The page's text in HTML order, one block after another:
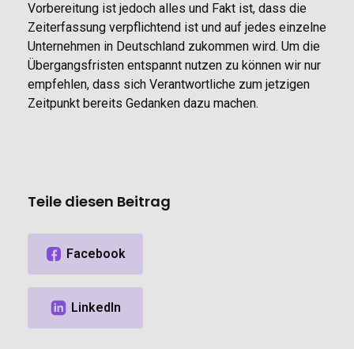
Vorbereitung ist jedoch alles und Fakt ist, dass die
Zeiterfassung verpflichtend ist und auf jedes einzelne
Unternehmen in Deutschland zukommen wird. Um die
Übergangsfristen entspannt nutzen zu können wir nur
empfehlen, dass sich Verantwortliche zum jetzigen
Zeitpunkt bereits Gedanken dazu machen.
Teile diesen Beitrag